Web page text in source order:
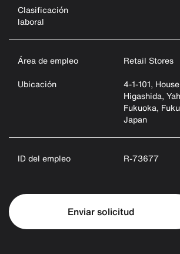
Clasificación
laboral
Área de empleo
Retail Stores
Ubicación
4-1-101,
Higashida,
Fukuoka,
Japan
ID del empleo R-73677
Enviar solicitud